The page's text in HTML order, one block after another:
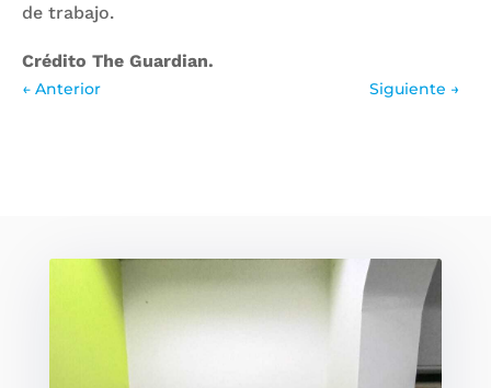
de trabajo.
Crédito The Guardian.
← Anterior Siguiente →